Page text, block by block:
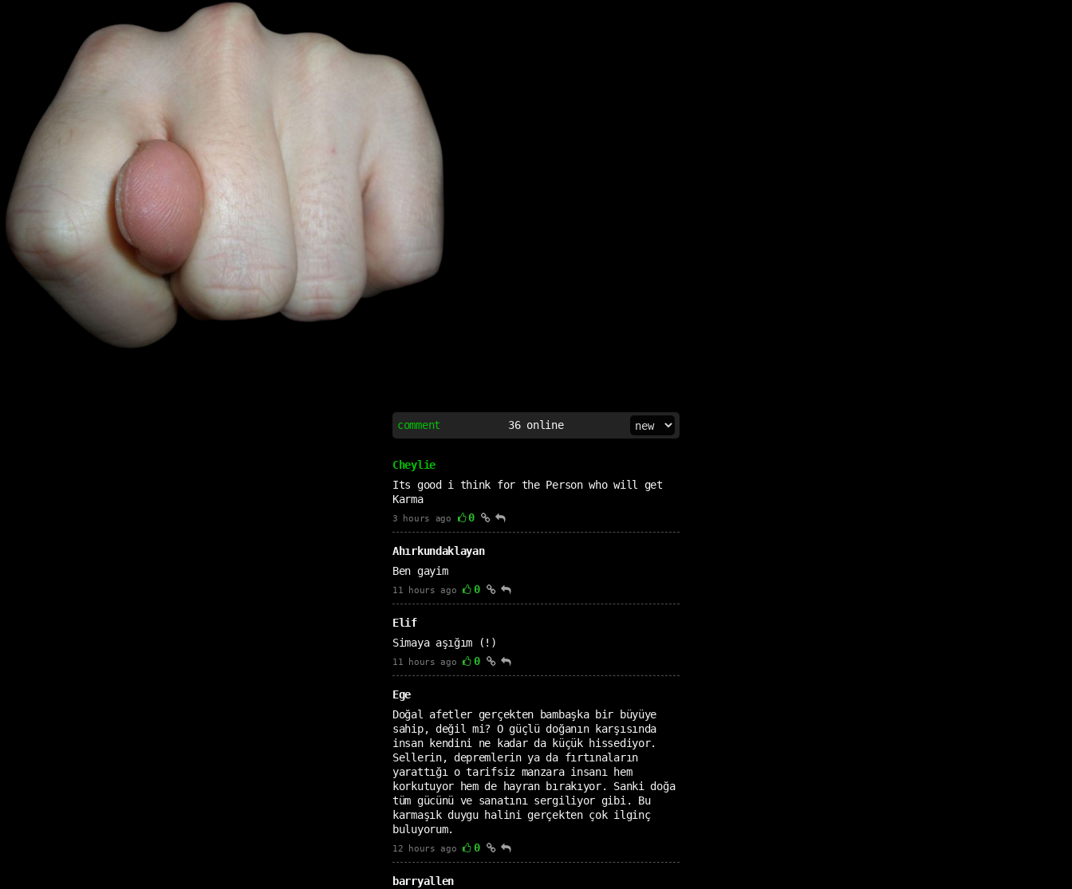
comment 36online
Cheylie
Its good i think for the Person who will get
Karma
3 hours ago 0
Ahırkundaklayan
Ben gayim
11 hours ago 0
Elif
Simaya aşığım (!)
11 hours ago 0
Ege
Doğal afetler gerçekten bambaşka bir büyüye
sahip, değil mi? O güçlü doğanın karşısında
insan kendini ne kadar da küçük hissediyor.
Sellerin, depremlerin ya da fırtınaların
yarattığı o tarifsiz manzara insanı hem
korkutuyor hem de hayran bırakıyor. Sanki doğa
tüm gücünü ve sanatını sergiliyor gibi. Bu
karmaşık duygu halini gerçekten çok ilginç
buluyorum.
12 hours ago 0
barryallen